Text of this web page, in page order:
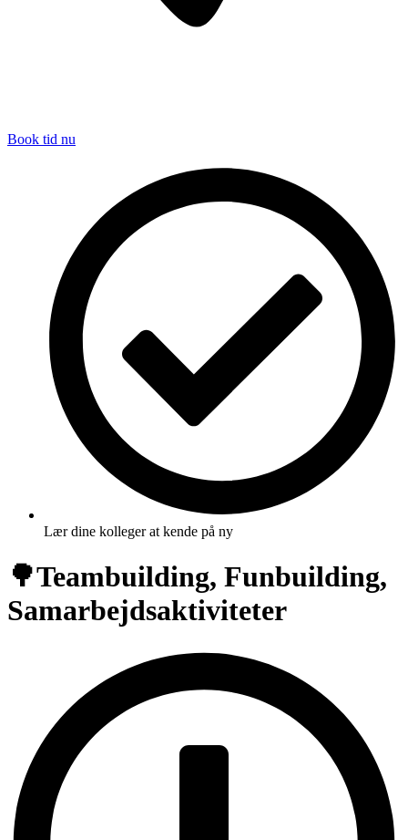
Book tid nu
Lær dine kolleger at kende på ny
🌳Teambuilding, Funbuilding,
Samarbejdsaktiviteter